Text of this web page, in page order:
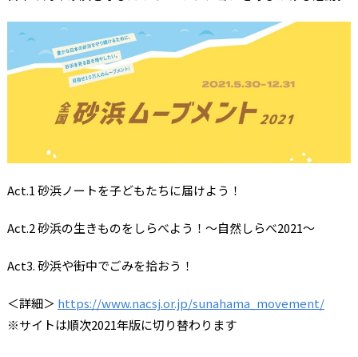
Act.1 砂浜ノートを子どもたちに届けよう！
Act.2 砂浜の生きものをしらべよう！～自然しらべ2021～
Act3. 砂浜や街中でごみを拾おう！
＜詳細＞ https://www.nacsj.or.jp/sunahama_movement/
※サイトは順次2021年版に切り替わります